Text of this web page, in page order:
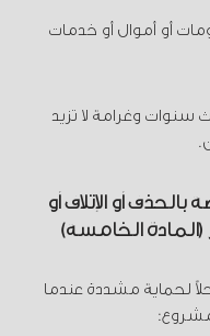
أو أموال أو خدمات
سنوات وغرامة لا تزيد
أو الإتلاف أو
(المادة الخامسة)
لحماية مشددة عندما